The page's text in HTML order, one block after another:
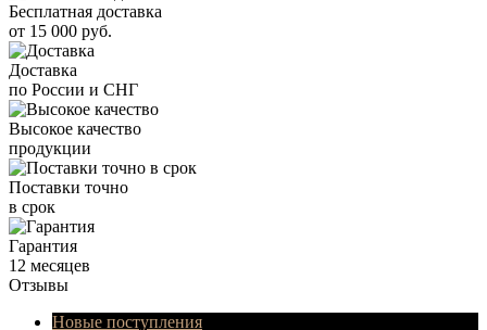
Бесплатная доставка
от 15 000 руб.
Доставка
по России и СНГ
Высокое качество
продукции
Поставки точно
в срок
Гарантия
12 месяцев
Отзывы
Новые поступления